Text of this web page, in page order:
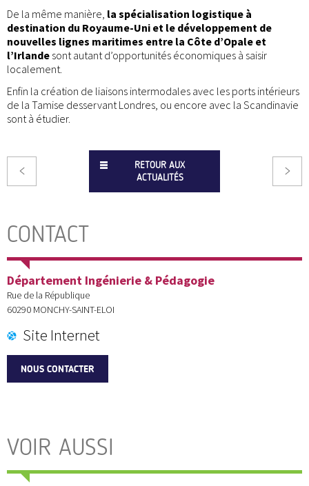
De la même manière, la spécialisation logistique à
destination du Royaume-Uni et le développement de
nouvelles lignes maritimes entre la Côte d’Opale et
l’Irlande sont autant d’opportunités économiques à saisir
localement.
Enfin la création de liaisons intermodales avec les ports intérieurs
de la Tamise desservant Londres, ou encore avec la Scandinavie
sont à étudier.
RETOUR AUX
ACTUALITÉS
CONTACT
Département Ingénierie & Pédagogie
Rue de la République
60290 MONCHY-SAINT-ELOI
Site Internet
NOUS CONTACTER
VOIR AUSSI